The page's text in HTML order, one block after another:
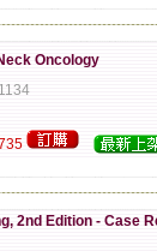
Oncology
2nd Edition - Case